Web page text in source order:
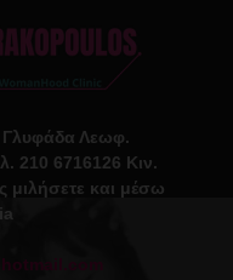
Λεωφ.
210 6716126 Κιν.
μιλήσετε και μέσω